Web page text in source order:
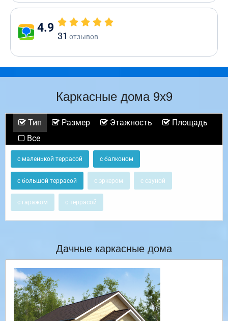
4.9
31 отзывов
Каркасные дома 9х9
Тип Размер Этажность
Площадь
Все
с маленькой террасой с балконом
с большой террасой с эркером с сауной
с гаражом с террасой
Дачные каркасные дома